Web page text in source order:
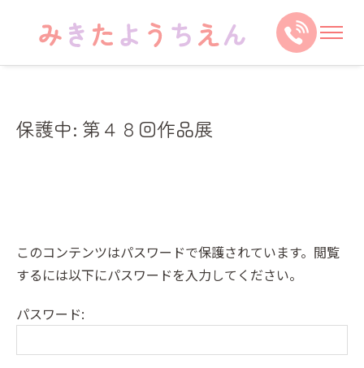
保護中: 第４８回作品展
このコンテンツはパスワードで保護されています。閲覧
するには以下にパスワードを入力してください。
パスワード: